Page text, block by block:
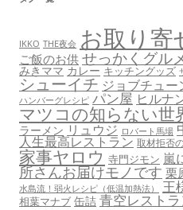
IKKO THE夜会 お取り寄
ご飯のお供 せっかくグル
みきママ カレー キッチングッズ
シューイチ ジョブチュー
ハンバーグレシピ パン屋 ヒルナ
マツコの知らない世
ラーメン リュウジ ロバート馬場
人生最高レストラン 取材拒否
家事ヤロウ 寺門ジモン 嵐
所さんお届けモノです 栗
水島流！弱火レシピ（低温加熱法） 王
相葉マナブ 缶詰 青空レスト